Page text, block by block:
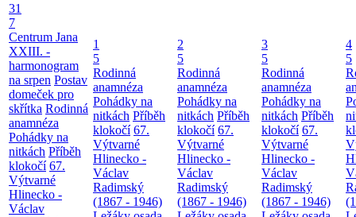
31
7
Centrum Jana
XXIII. -
harmonogram
na srpen Postav
domeček pro
skřítka Rodinná
anamnéza
Pohádky na
nitkách Příběh
klokočí 67.
Výtvarné
Hlinecko -
Václav
1
5
Rodinná
anamnéza
Pohádky na
nitkách Příběh
klokočí 67.
Výtvarné
Hlinecko -
Václav
Radimský
(1867 - 1946)
2
5
Rodinná
anamnéza
Pohádky na
nitkách Příběh
klokočí 67.
Výtvarné
Hlinecko -
Václav
Radimský
(1867 - 1946)
3
5
Rodinná
anamnéza
Pohádky na
nitkách Příběh
klokočí 67.
Výtvarné
Hlinecko -
Václav
Radimský
(1867 - 1946)
4
5